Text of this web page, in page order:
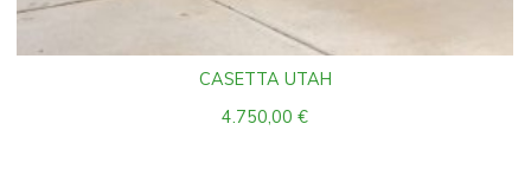
CASETTA UTAH
4.750,00€